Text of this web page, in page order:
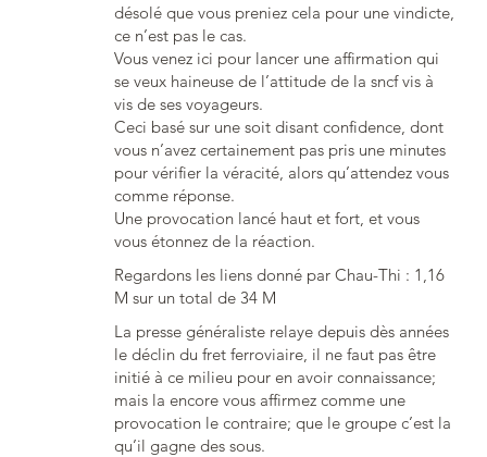
désolé que vous preniez cela pour une vindicte,
ce n’est pas le cas.
Vous venez ici pour lancer une affirmation qui
se veux haineuse de l’attitude de la sncf vis à
vis de ses voyageurs.
Ceci basé sur une soit disant confidence, dont
vous n’avez certainement pas pris une minutes
pour vérifier la véracité, alors qu’attendez vous
comme réponse.
Une provocation lancé haut et fort, et vous
vous étonnez de la réaction.
Regardons les liens donné par Chau-Thi : 1,16
M sur un total de 34 M
La presse généraliste relaye depuis dès années
le déclin du fret ferroviaire, il ne faut pas être
initié à ce milieu pour en avoir connaissance;
mais la encore vous affirmez comme une
provocation le contraire; que le groupe c’est la
qu’il gagne des sous.